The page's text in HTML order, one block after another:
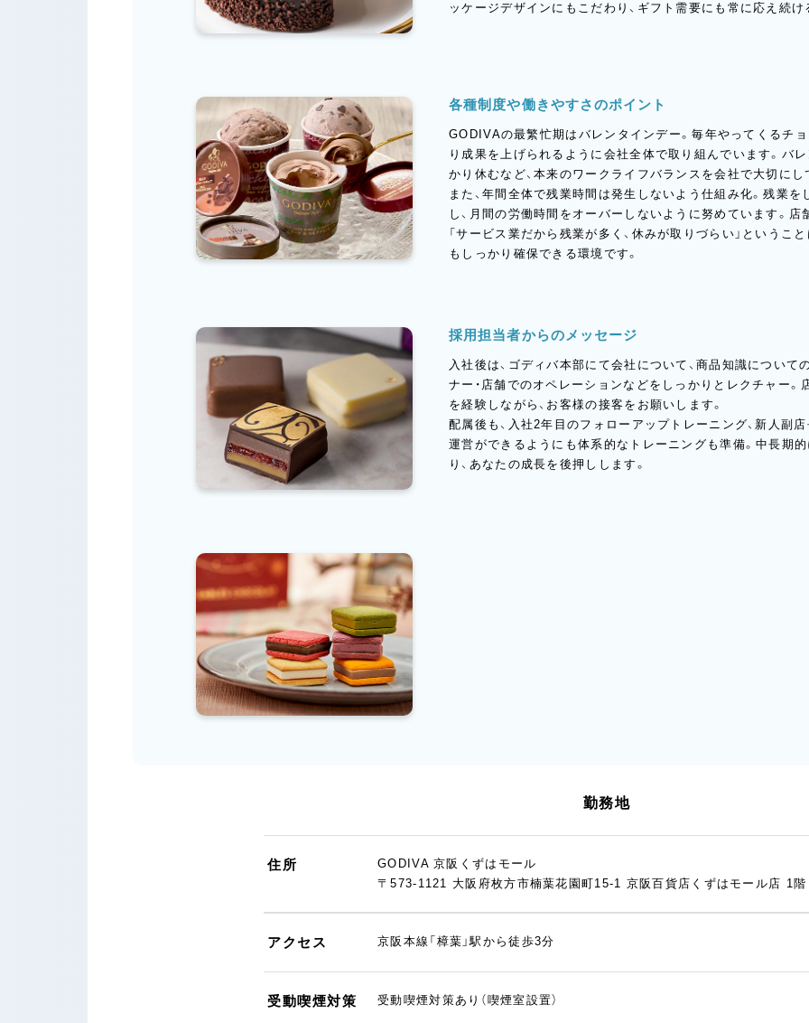
ッケージデザインにもこだわり、ギフト需要にも常に応え続け
各種制度や働きやすさのポイント
GODIVAの最繁忙期はバレンタインデー。毎年やってくるチ
り成果を上げられるように会社全体で取り組んでいます。バ
かり休むなど、本来のワークライフバランスを会社で大切にし
また、年間全体で残業時間は発生しないよう仕組み化。残業
し、月間の労働時間をオーバーしないように努めています。
「サービス業だから残業が多く、休みが取りづらい」というこ
もしっかり確保できる環境です。
採用担当者からのメッセージ
入社後は、ゴディバ本部にて会社について、商品知識について
ナー・店舗でのオペレーションなどをしっかりとレクチャー
を経験しながら、お客様の接客をお願いします。
配属後も、入社2年目のフォローアップトレーニング、新人副
運営ができるようにも体系的なトレーニングも準備。中長期
り、あなたの成長を後押しします。
勤務地
住所
GODIVA 京阪くずはモール
〒573-1121 大阪府枚方市楠葉花園町15-1 京阪百貨店くずはモール店 1階
アクセス 京阪本線「樟葉」駅から徒歩3分
受動喫煙対策 受動喫煙対策あり（喫煙室設置）